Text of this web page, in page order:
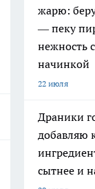
жарю:
— пеку
нежность
начинкой
22 июля
Драники
добавляю
сытнее и